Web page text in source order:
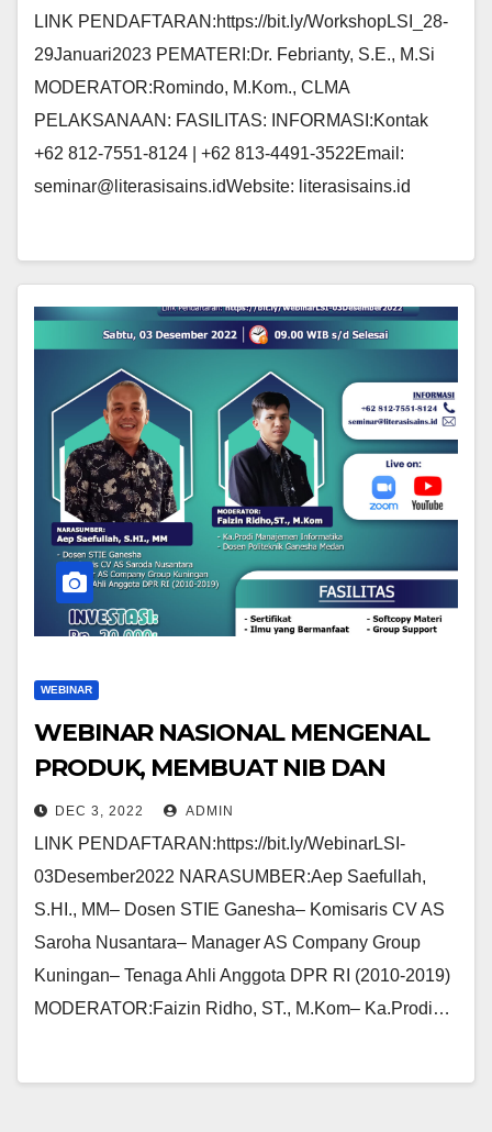
Masyarakat (PKM) Perguruan
Tinggi Untuk Memenangkan Hibah
KEMENDIKBUDRISTEK
LINK PENDAFTARAN:https://bit.ly/WorkshopLSI_28-
29Januari2023 PEMATERI:Dr. Febrianty, S.E., M.Si
MODERATOR:Romindo, M.Kom., CLMA
PELAKSANAAN: FASILITAS: INFORMASI:Kontak
+62 812-7551-8124 | +62 813-4491-3522Email:
seminar@literasisains.idWebsite: literasisains.id
WEBINAR
WEBINAR NASIONAL MENGENAL
PRODUK, MEMBUAT NIB DAN
SERTIFIKASI HALAL BAGI USAHA
MIKRO, KECIL DAN MENENGAH
(UMKM)
DEC 3, 2022 ADMIN
LINK PENDAFTARAN:https://bit.ly/WebinarLSI-
03Desember2022 NARASUMBER:Aep Saefullah,
S.HI., MM– Dosen STIE Ganesha– Komisaris CV AS
Saroha Nusantara– Manager AS Company Group
Kuningan– Tenaga Ahli Anggota DPR RI (2010-2019)
MODERATOR:Faizin Ridho, ST., M.Kom– Ka.Prodi…